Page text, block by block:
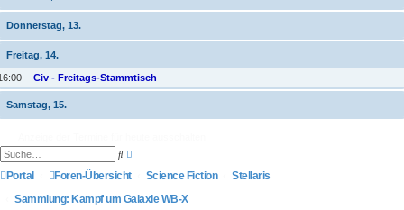
Donnerstag, 13.
Freitag, 14.
Civ - Freitags-Stammtisch
Samstag, 15.
S
c
e
t
Portal Foren-Übersicht Science Fiction
Stellaris
Sammlung: Kampf um Galaxie WB-X